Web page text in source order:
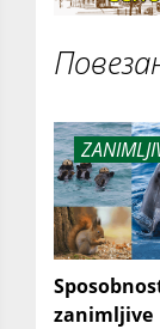
zanimljive